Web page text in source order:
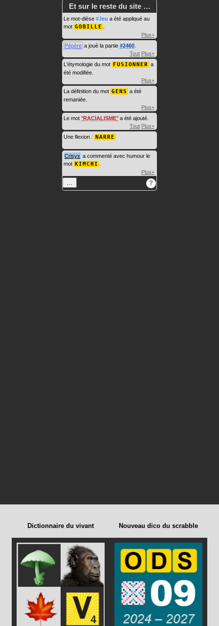
Et sur le reste du site …
Le mot-dièse #Jeu a été appliqué au
mot GOBILLE
Plus+
Pépère a joué la partie #2460
Tout Plus+
L'étymologie du mot FUSIONNER a
été modifiée.
Plus+
La définition du mot GENS a été
remaniée.
Plus+
Le mot RACIALISME a été ajouté.
Tout Plus+
Une flexion : NARRE
Crisyx a commenté avec humour le
mot KIMCHI
Plus+
… ?
Dictionnaire du vivant Nouveau dico du scrabble